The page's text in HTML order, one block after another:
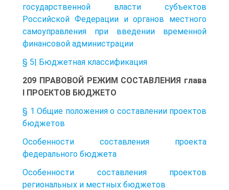
государственной власти субъектов
Российской Федерации и органов местного
самоуправления при введении временной
финансовой администрации
§ 5| Бюджетная классификация
209 ПРАВОВОЙ РЕЖИМ СОСТАВЛЕНИЯ глава
I ПРОЕКТОВ БЮДЖЕТО
§ 1 Общие положения о составлении проектов
бюджетов
Особенности составления проекта
федерального бюджета
Особенности составления проектов
региональных и местных бюджетов